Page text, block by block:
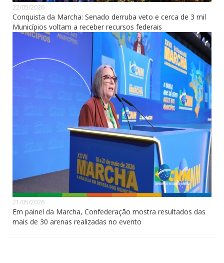
22/05/2026
Conquista da Marcha: Senado derruba veto e cerca de 3 mil
Municípios voltam a receber recursos federais
21/05/2026
Em painel da Marcha, Confederação mostra resultados das
mais de 30 arenas realizadas no evento